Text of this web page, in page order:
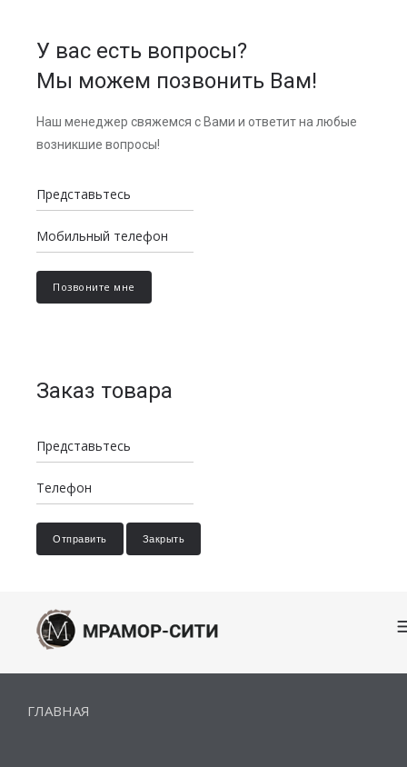
У вас есть вопросы?
Мы можем позвонить Вам!
Наш менеджер свяжемся с Вами и ответит на любые
возникшие вопросы!
Заказ товара
Отправить Закрыть
ГЛАВНАЯ